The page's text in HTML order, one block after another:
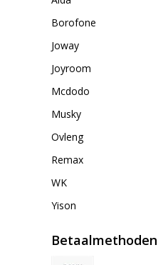
Borofone
Joway
Joyroom
Mcdodo
Musky
Ovleng
Remax
WK
Yison
Betaalmethoden